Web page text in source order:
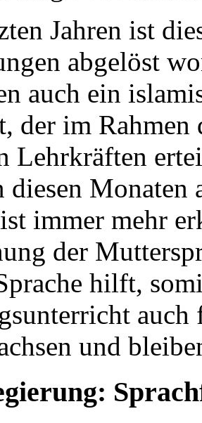
Jahren ist
abgelöst
auch ein
der im Rahmen
Lehrkräften
diesen
immer mehr
der
hilft,
und